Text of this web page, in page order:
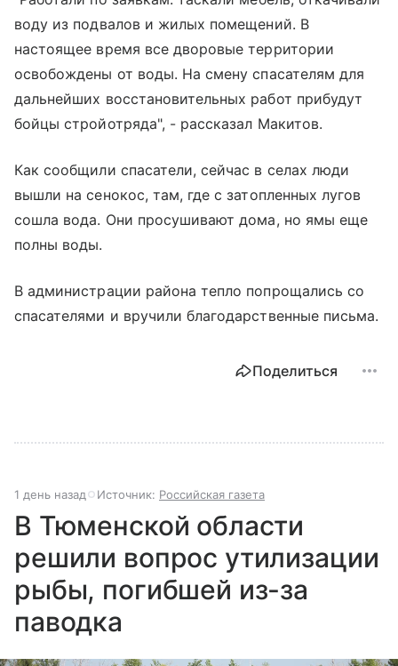
воду из подвалов и жилых помещений. В
настоящее время все дворовые территории
освобождены от воды. На смену спасателям для
дальнейших восстановительных работ прибудут
бойцы стройотряда", - рассказал Макитов.
Как сообщили спасатели, сейчас в селах люди
вышли на сенокос, там, где с затопленных лугов
сошла вода. Они просушивают дома, но ямы еще
полны воды.
В администрации района тепло попрощались со
спасателями и вручили благодарственные письма.
Поделиться
1 день назад Источник: Российская газета
В Тюменской области
решили вопрос утилизации
рыбы, погибшей из-за
паводка